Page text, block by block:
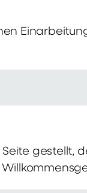
gestellt,